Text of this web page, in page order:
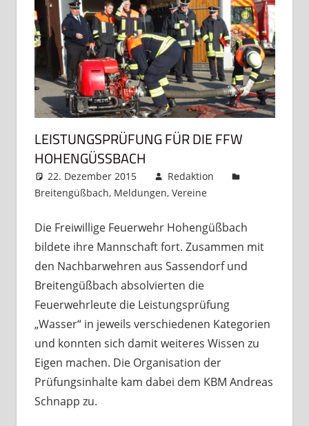
LEISTUNGSPRÜFUNG FÜR DIE FFW
HOHENGÜSSBACH
22. Dezember 2015
Redaktion
Breitengüßbach, Meldungen, Vereine
Die Freiwillige Feuerwehr Hohengüßbach
bildete ihre Mannschaft fort. Zusammen mit
den Nachbarwehren aus Sassendorf und
Breitengüßbach absolvierten die
Feuerwehrleute die Leistungsprüfung
„Wasser“ in jeweils verschiedenen Kategorien
und konnten sich damit weiteres Wissen zu
Eigen machen. Die Organisation der
Prüfungsinhalte kam dabei dem KBM Andreas
Schnapp zu.